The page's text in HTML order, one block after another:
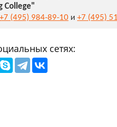
College"
+7 (495) 984-89-10 и +7 (495)
сетях: